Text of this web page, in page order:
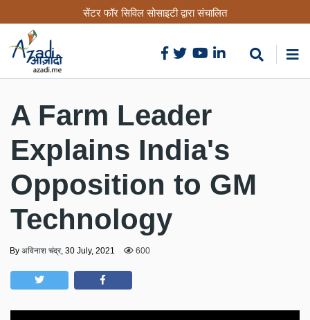
to
content
सेंटर फॉर सिविल सोसाइटी द्वारा संचालित
A Farm Leader
Explains India's
Opposition to GM
Technology
By अविनाश चंद्र, 30 July, 2021 600